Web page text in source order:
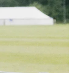
i
je nova